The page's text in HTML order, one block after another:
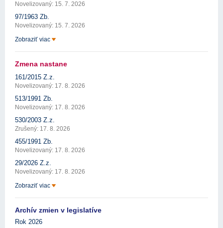
Novelizovaný: 15. 7. 2026
97/1963 Zb.
Novelizovaný: 15. 7. 2026
Zobraziť viac
Zmena nastane
161/2015 Z.z.
Novelizovaný: 17. 8. 2026
513/1991 Zb.
Novelizovaný: 17. 8. 2026
530/2003 Z.z.
Zrušený: 17. 8. 2026
455/1991 Zb.
Novelizovaný: 17. 8. 2026
29/2026 Z.z.
Novelizovaný: 17. 8. 2026
Zobraziť viac
Archív zmien v legislatíve
Rok 2026